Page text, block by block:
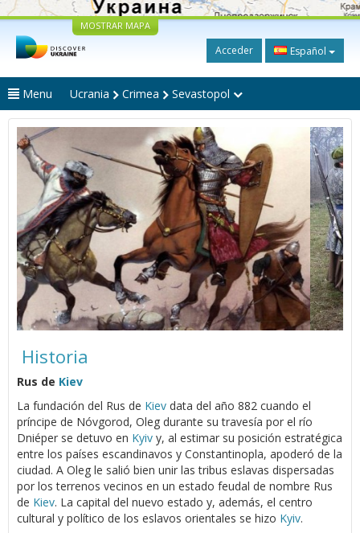
MOSTRAR MAPA
Acceder Español
Menu Ucrania Crimea Sevastopol
Historia
Rus de Kiev
La fundación del Rus de Kiev data del año 882 cuando el
príncipe de Nóvgorod, Oleg durante su travesía por el río
Dniéper se detuvo en Kyiv y, al estimar su posición estratégica
entre los países escandinavos y Constantinopla, apoderó de la
ciudad. A Oleg le salió bien unir las tribus eslavas dispersadas
por los terrenos vecinos en un estado feudal de nombre Rus
de Kiev. La capital del nuevo estado y, además, el centro
cultural y político de los eslavos orientales se hizo Kyiv.